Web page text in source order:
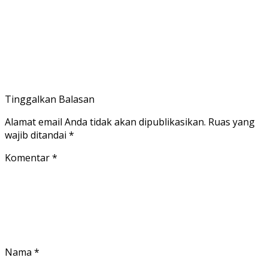
Tinggalkan Balasan
Alamat email Anda tidak akan dipublikasikan. Ruas yang
wajib ditandai *
Komentar*
Nama *